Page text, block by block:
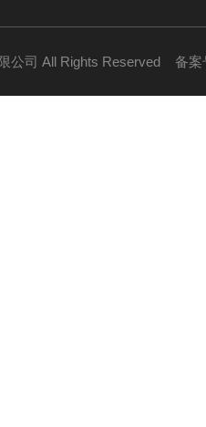
公司 All Rights Reserved 备案